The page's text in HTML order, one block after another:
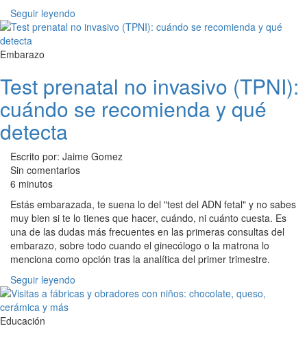
Seguir leyendo
Embarazo
Test prenatal no invasivo (TPNI):
cuándo se recomienda y qué
detecta
Escrito por: Jaime Gomez
Sin comentarios
6 minutos
Estás embarazada, te suena lo del "test del ADN fetal" y no sabes
muy bien si te lo tienes que hacer, cuándo, ni cuánto cuesta. Es
una de las dudas más frecuentes en las primeras consultas del
embarazo, sobre todo cuando el ginecólogo o la matrona lo
menciona como opción tras la analítica del primer trimestre.
Seguir leyendo
Educación